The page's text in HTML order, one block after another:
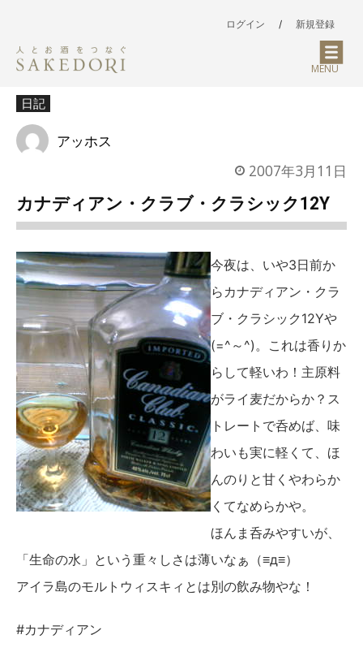
ログイン / 新規登録
MENU
日記
アッホス
2007年3月11日
カナディアン・クラブ・クラシック12Y
今夜は、いや3日前か
らカナディアン・クラ
ブ・クラシック12Yや
(=^～^)。これは香りか
らして軽いわ！主原料
がライ麦だからか？ス
トレートで呑めば、味
わいも実に軽くて、ほ
んのりと甘くやわらか
くてなめらかや。
ほんま呑みやすいが、
「生命の水」という重々しさは薄いなぁ（≡д≡）
アイラ島のモルトウィスキィとは別の飲み物やな！
#カナディアン